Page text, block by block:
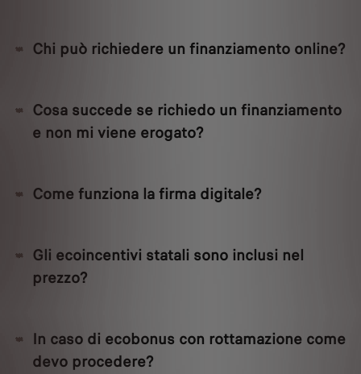
Chi può richiedere un finanziamento online?
Cosa succede se richiedo un finanziamento
e non mi viene erogato?
Come funziona la firma digitale?
Gli ecoincentivi statali sono inclusi nel
prezzo?
In caso di ecobonus con rottamazione come
devo procedere?